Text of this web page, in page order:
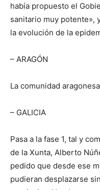
había propuesto el
sanitario muy potente»,
la evolución de la
– ARAGÓN
La comunidad
– GALICIA
Pasa a la fase 1, tal y
de la Xunta, Alberto
pedido que desde ese
pudieran desplazarse